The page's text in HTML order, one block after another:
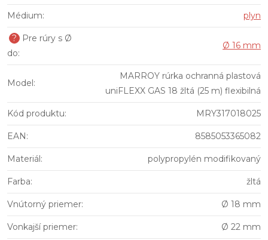
Médium: plyn
?
Pre rúry s Ø
do:
Ø 16 mm
Model:
MARROY rúrka ochranná plastová
uniFLEXX GAS 18 žltá (25 m) flexibilná
Kód produktu: MRY317018025
EAN: 8585053365082
Materiál: polypropylén modifikovaný
Farba: žltá
Vnútorný priemer: Ø 18 mm
Vonkajší priemer: Ø 22 mm